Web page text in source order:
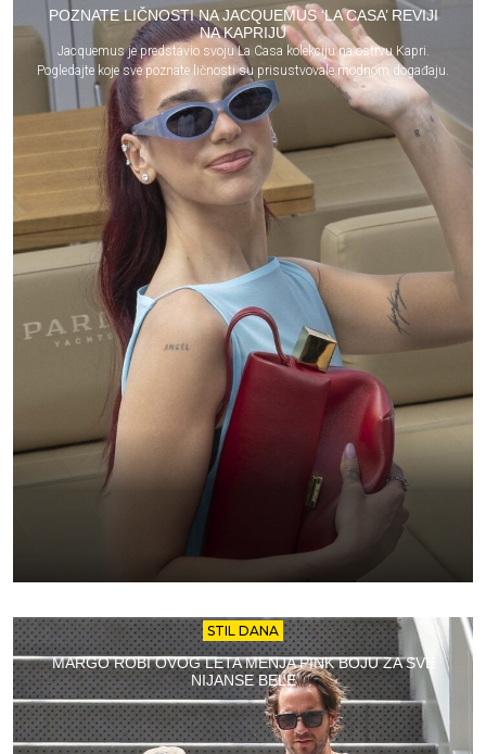
POZNATE LIČNOSTI NA JACQUEMUS ‘LA CASA’ REVIJI
NA KAPRIJU
Jacquemus je predstavio svoju La Casa kolekciju na ostrvu Kapri.
Pogledajte koje sve poznate ličnosti su prisustvovale modnom događaju.
STIL DANA
MARGO ROBI OVOG LETA MENJA PINK BOJU ZA SVE
NIJANSE BELE